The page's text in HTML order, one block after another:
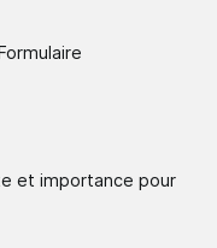
et importance pour